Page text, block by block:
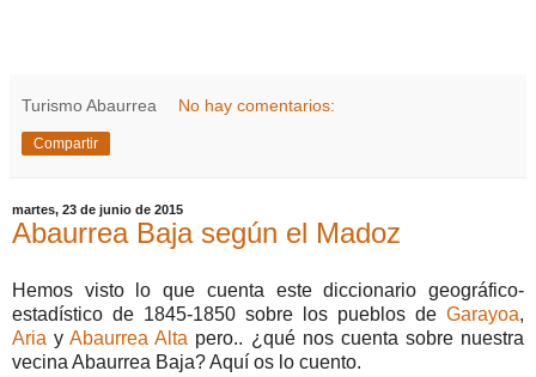
Turismo Abaurrea No hay comentarios:
Compartir
martes, 23 de junio de 2015
Abaurrea Baja según el Madoz
Hemos visto lo que cuenta este diccionario geográfico-
estadístico de 1845-1850 sobre los pueblos de Garayoa,
Aria yAbaurrea Alta pero.. ¿qué nos cuenta sobre nuestra
vecina Abaurrea Baja? Aquí os lo cuento.